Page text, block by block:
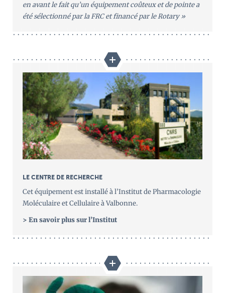
en avant le fait qu’un équipement coûteux et de pointe a
été sélectionné par la FRC et financé par le Rotary »
LE CENTRE DE RECHERCHE
Cet équipement est installé à l’Institut de Pharmacologie
Moléculaire et Cellulaire à Valbonne.
> En savoir plus sur l’Institut